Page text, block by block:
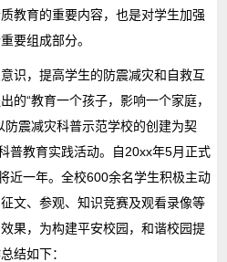
教育的重要内容，也是对学生加强
要组成部分。
识，提高学生的防震减灾和自救互
的“教育一个孩子，影响一个家庭，
防震减灾科普示范学校的创建为契
普教育实践活动。自20xx年5月正式
近一年。全校600余名学生积极主动
文、参观、知识竞赛及观看录像等
果，为构建平安校园，和谐校园提
结如下：